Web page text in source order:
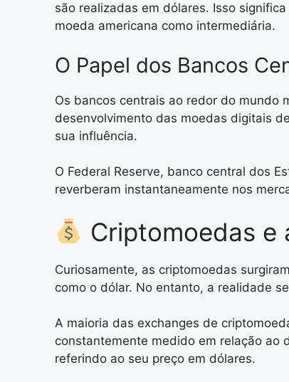
são realizadas em dólares. Isso
moeda americana como intermediária.
O Papel dos Bancos
Os bancos centrais ao redor do mundo
desenvolvimento das moedas digitais
sua influência.
O Federal Reserve, banco central dos
reverberam instantaneamente nos
Criptomoedas e
Curiosamente, as criptomoedas
como o dólar. No entanto, a realidade
A maioria das exchanges de
constantemente medido em relação ao
referindo ao seu preço em dólares.